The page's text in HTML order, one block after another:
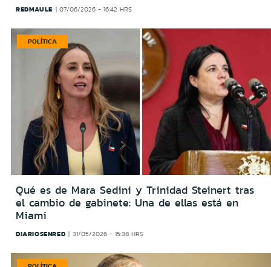
REDMAULE 07/06/2026 - 16:42 HRS
POLÍTICA
Qué es de Mara Sedini y Trinidad Steinert tras
el cambio de gabinete: Una de ellas está en
Miami
DIARIOSENRED 31/05/2026 - 15:38 HRS